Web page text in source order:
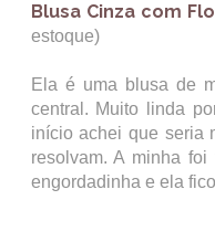
Blusa Cinza com
estoque)
Ela é uma blusa de
central. Muito linda
início achei que seria
resolvam. A minha
engordadinha e ela